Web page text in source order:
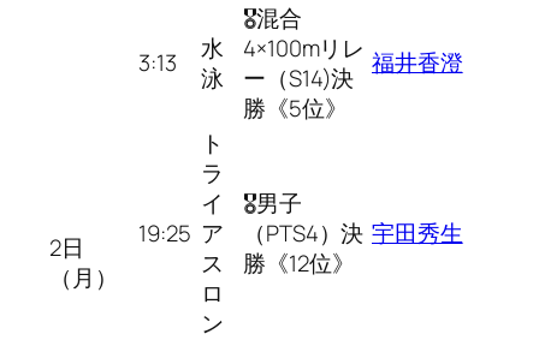
2日
（月）
3:13
水
泳
🎖混合
4×100mリレ
ー（S14)決
勝《5位》
福井香澄
19:25
ト
ラ
イ
ア
ス
ロ
ン
🎖男子
（PTS4）決
勝《12位》
宇田秀生